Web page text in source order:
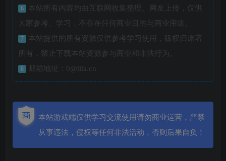
6
本站所有内容均由互联网收集整理、网友上传，仅供
大家参考、学习，不存在任何商业目的与商业用途。
7
本站提供的所有资源仅供参考学习使用，版权归原著
所有，禁止下载本站资源参与商业和非法行为。
8 邮箱地址：0@llla.cn
本站游戏端仅供学习交流使用请勿商业运营，严禁
从事违法，侵权等任何非法活动，否则后果自负！